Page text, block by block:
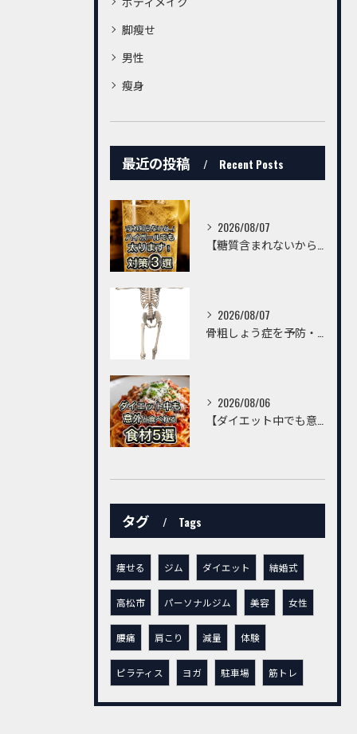
脚瘦せ
男性
瘦身
最近の投稿 Recent Posts
2026/08/07
【糖質含まれないからハイボールは飲んでいいんでしょ？】
2026/08/07
骨粗しょう症を予防・改善するための習慣とは？～トレーニングだけでは不十分。毎日の生活習慣が丈夫な骨をつくる～
2026/08/06
【ダイエット中でも意外と食べられる食材5選】
タグ Tags
痩せる ジム ダイエット 結婚式
高松市 パーソナルジム 美容 女性
腰痛 肩こり 減量 体験
ピラティス ヨガ 駐車場 筋トレ